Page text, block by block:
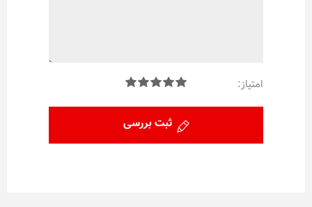
امتیاز:
ثبت بررسی